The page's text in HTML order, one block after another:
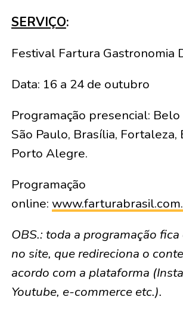
SERVIÇO:
Festival Fartura Gastronomia
Data: 16 a 24 de outubro
Programação presencial:
São Paulo, Brasília, Fortaleza,
Porto Alegre.
Programação
online:
OBS.: toda a programação
no site, que redireciona o
acordo com a plataforma
Youtube, e-commerce etc.).